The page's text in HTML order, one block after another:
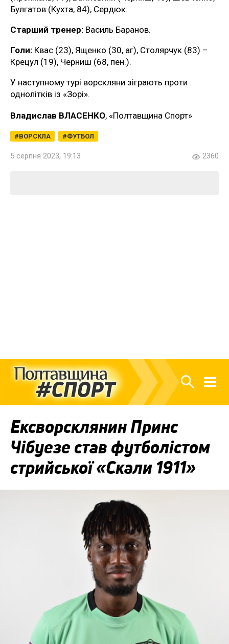
Булгатов (Кухта, 84), Сердюк.
Старший тренер: Василь Баранов.
Голи: Квас (23), Ященко (30, аг), Столярчук (83) –
Крецул (19), Черниш (68, пен.).
У наступному турі ворскляни зіграють проти
однолітків із «Зорі».
Владислав ВЛАСЕНКО, «Полтавщина Спорт»
ВОРСКЛА ФУТБОЛ
5 серпня 2023, 19:13 2360
Ексворсклянин Принс
Чібуезе став футболістом
стрийської «Скали 1911»